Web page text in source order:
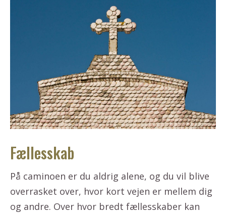
Fællesskab
På caminoen er du aldrig alene, og du vil blive
overrasket over, hvor kort vejen er mellem dig
og andre. Over hvor bredt fællesskaber kan